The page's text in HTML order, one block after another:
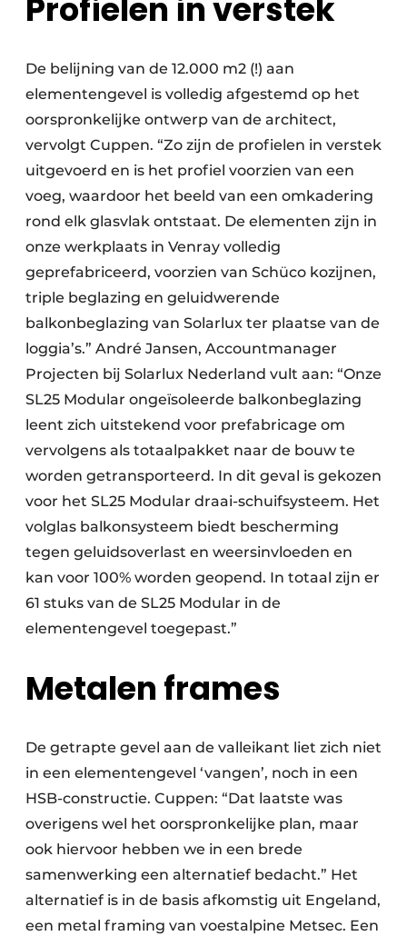
Profielen in verstek
De belijning van de 12.000 m2 (!) aan
elementengevel is volledig afgestemd op het
oorspronkelijke ontwerp van de architect,
vervolgt Cuppen. “Zo zijn de profielen in verstek
uitgevoerd en is het profiel voorzien van een
voeg, waardoor het beeld van een omkadering
rond elk glasvlak ontstaat. De elementen zijn in
onze werkplaats in Venray volledig
geprefabriceerd, voorzien van Schüco kozijnen,
triple beglazing en geluidwerende
balkonbeglazing van Solarlux ter plaatse van de
loggia’s.” André Jansen, Accountmanager
Projecten bij Solarlux Nederland vult aan: “Onze
SL25 Modular ongeïsoleerde balkonbeglazing
leent zich uitstekend voor prefabricage om
vervolgens als totaalpakket naar de bouw te
worden getransporteerd. In dit geval is gekozen
voor het SL25 Modular draai-schuifsysteem. Het
volglas balkonsysteem biedt bescherming
tegen geluidsoverlast en weersinvloeden en
kan voor 100% worden geopend. In totaal zijn er
61 stuks van de SL25 Modular in de
elementengevel toegepast.”
Metalen frames
De getrapte gevel aan de valleikant liet zich niet
in een elementengevel ‘vangen’, noch in een
HSB-constructie. Cuppen: “Dat laatste was
overigens wel het oorspronkelijke plan, maar
ook hiervoor hebben we in een brede
samenwerking een alternatief bedacht.” Het
alternatief is in de basis afkomstig uit Engeland,
een metal framing van voestalpine Metsec. Een